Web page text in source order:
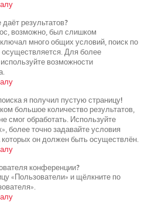
результатов?
возможно, был слишком
много общих условий, поиск по
осуществляется. Для более
возможности
я получил пустую страницу!
большое количество результатов,
смог обработать. Используйте
более точно задавайте условия
он должен быть осуществлён.
конференции?
«Пользователи» и щёлкните по